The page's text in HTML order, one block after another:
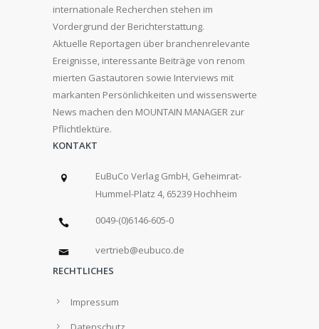
internationale Recherchen stehen im
Vordergrund der Berichterstattung.
Aktuelle Reportagen über branchenrelevante
Ereignisse, interessante Beiträge von renom
mierten Gastautoren sowie Interviews mit
markanten Persönlichkeiten und wissenswerte
News machen den MOUNTAIN MANAGER zur
Pflichtlektüre.
KONTAKT
EuBuCo Verlag GmbH, Geheimrat-
Hummel-Platz 4, 65239 Hochheim
0049-(0)6146-605-0
vertrieb@eubuco.de
RECHTLICHES
Impressum